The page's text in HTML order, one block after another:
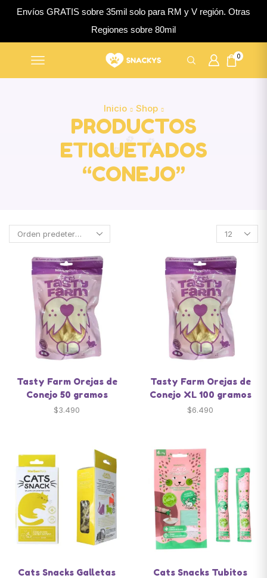
Envíos GRATIS sobre 35mil solo para RM y V región. Otras
Regiones sobre 80mil
0
Inicio Shop
PRODUCTOS
ETIQUETADOS
“CONEJO”
Tasty Farm Orejas de
Conejo 50 gramos
$3.490
Tasty Farm Orejas de
Conejo XL 100 gramos
$6.490
Cats Snacks Galletas
Cats Snacks Tubitos